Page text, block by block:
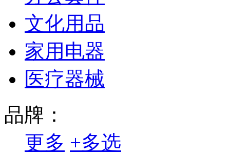
文化用品
家用电器
医疗器械
品牌：
更多 +多选